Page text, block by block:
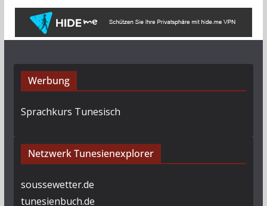
Werbung
Sprachkurs Tunesisch
Netzwerk Tunesienexplorer
soussewetter.de
tunesienbuch.de